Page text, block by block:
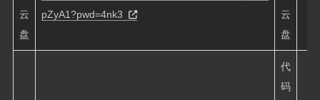
云
盘
pZyA1?pwd=4nk3
云
盘
代
码